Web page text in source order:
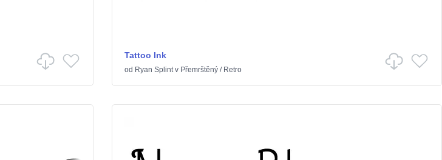
Tattoo Ink
od Ryan Splintv Přemrštěný/ Retro